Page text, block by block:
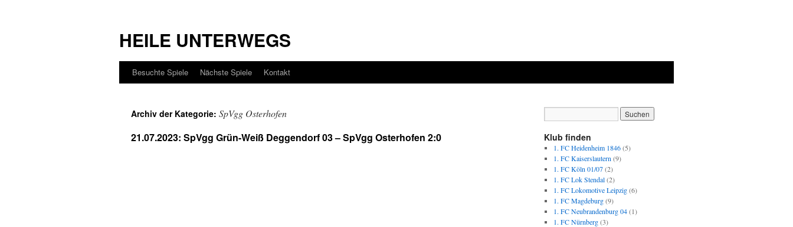
HEILE UNTERWEGS
Besuchte Spiele Nächste Spiele Kontakt
Archiv der Kategorie: SpVgg Osterhofen
21.07.2023: SpVgg Grün-Weiß Deggendorf 03 – SpVgg Osterhofen 2:0 Klub finden
1. FC Heidenheim 1846(5)
1. FC Kaiserslautern (9)
1. FC Köln 01/07(2)
1. FC Lok Stendal(2)
1. FC Lokomotive Leipzig(6)
1. FC Magdeburg(9)
1. FC Neubrandenburg 04(1)
1. FC Nürnberg(3)